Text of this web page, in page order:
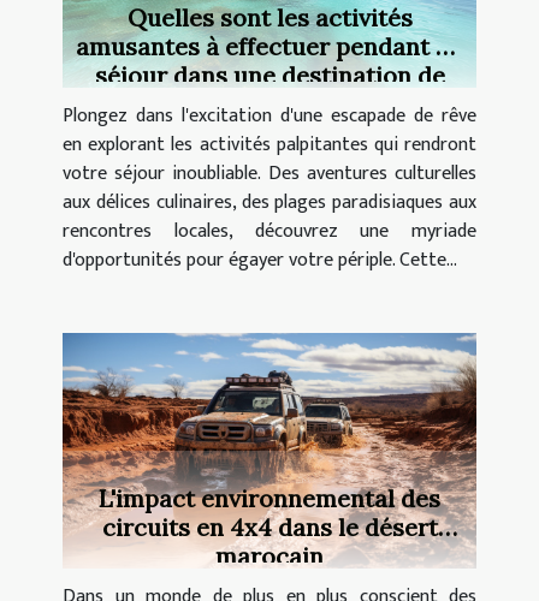
Quelles sont les activités
amusantes à effectuer pendant un
séjour dans une destination de
rêve ?
Plongez dans l'excitation d'une escapade de rêve
en explorant les activités palpitantes qui rendront
votre séjour inoubliable. Des aventures culturelles
aux délices culinaires, des plages paradisiaques aux
rencontres locales, découvrez une myriade
d'opportunités pour égayer votre périple. Cette...
L'impact environnemental des
circuits en 4x4 dans le désert
marocain